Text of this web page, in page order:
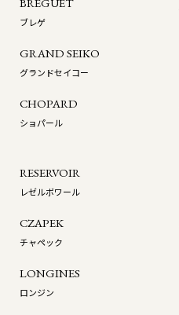
ブレゲ
GRAND SEIKO
グランドセイコー
CHOPARD
ショパール
RESERVOIR
レゼルボワール
CZAPEK
チャペック
LONGINES
ロンジン